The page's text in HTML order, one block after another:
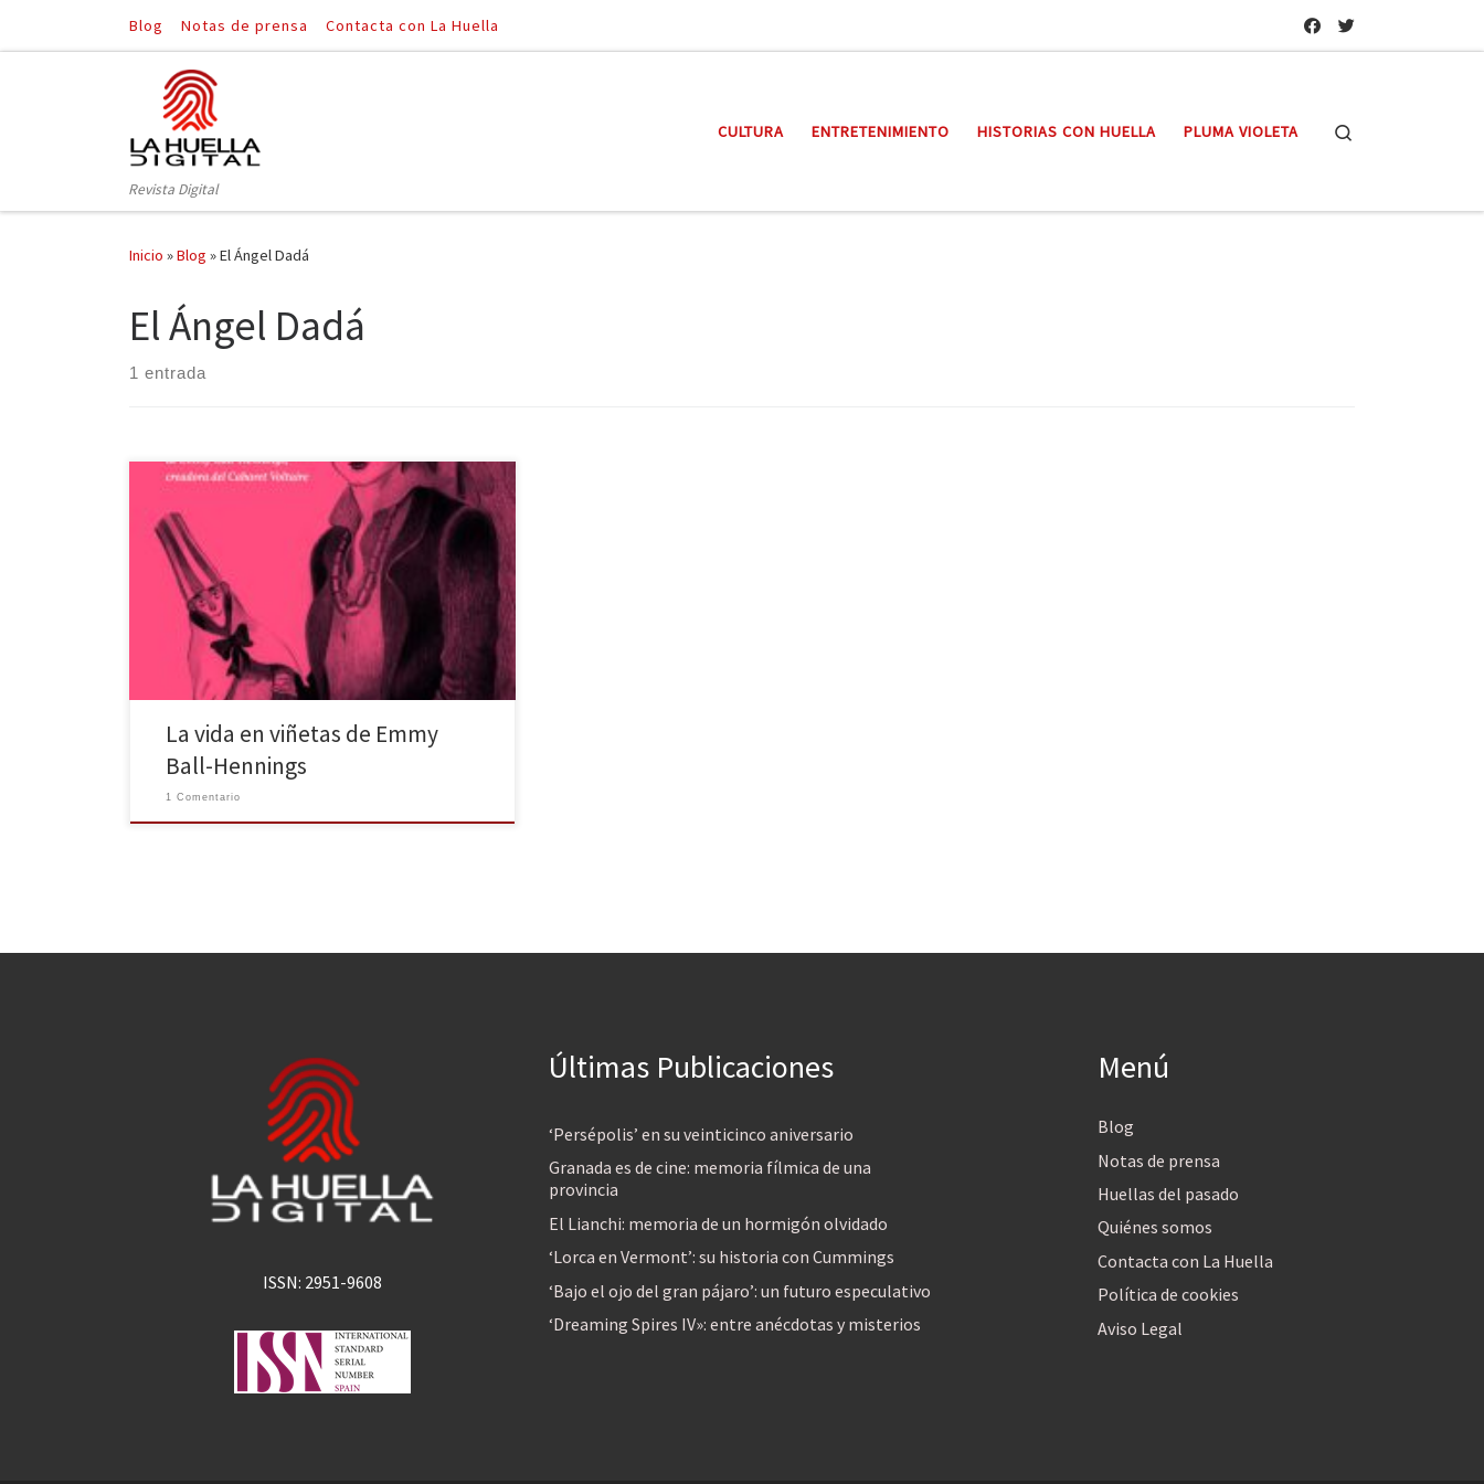
Saltar al contenido
Blog Notas de prensa Contacta con La Huella
Revista Digital
CULTURA ENTRETENIMIENTO HISTORIAS CON HUELLA PLUMA VIOLETA
Inicio »Blog »El Ángel Dadá
El Ángel Dadá
1 entrada
El Paseo rescata de la historia a Emmy Ball-Hennings,
una de las artistas, inspiradoras e impulsoras de la
cultura de vanguardia más importantes, con la
publicación de la novela gráfica: El Ángel Dadá.
Venturas y desventuras de Emmy Ball-Hennings
creadora del Cabaret Voltaire de Fernando González
Viñas y José Lázaro. Una […]
La vida en viñetas de Emmy
Ball-Hennings
1 Comentario
ISSN: 2951-9608
Últimas Publicaciones
‘Persépolis’ en su veinticinco aniversario
Granada es de cine: memoria fílmica de una
provincia
El Lianchi: memoria de un hormigón olvidado
‘Lorca en Vermont’: su historia con Cummings
‘Bajo el ojo del gran pájaro’: un futuro especulativo
‘Dreaming Spires IV»: entre anécdotas y misterios
Menú
Blog
Notas de prensa
Huellas del pasado
Quiénes somos
Contacta con La Huella
Política de cookies
Aviso Legal